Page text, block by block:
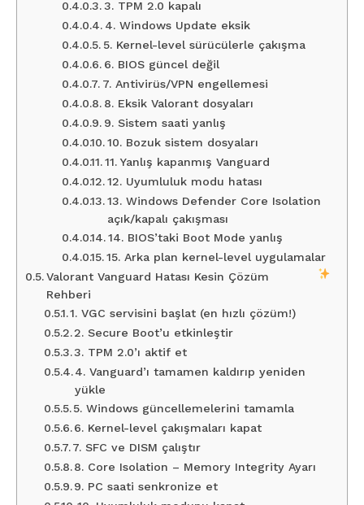
3. TPM 2.0 kapalı
4. Windows Update eksik
5. Kernel-level sürücülerle çakışma
6. BIOS güncel değil
7. Antivirüs/VPN engellemesi
8. Eksik Valorant dosyaları
9. Sistem saati yanlış
10. Bozuk sistem dosyaları
11. Yanlış kapanmış Vanguard
12. Uyumluluk modu hatası
13. Windows Defender Core Isolation
açık/kapalı çakışması
14. BIOS’taki Boot Mode yanlış
15. Arka plan kernel-level uygulamalar
Valorant Vanguard Hatası Kesin Çözüm
Rehberi
1. VGC servisini başlat (en hızlı çözüm!)
2. Secure Boot’u etkinleştir
3. TPM 2.0’ı aktif et
4. Vanguard’ı tamamen kaldırıp yeniden
yükle
5. Windows güncellemelerini tamamla
6. Kernel-level çakışmaları kapat
7. SFC ve DISM çalıştır
8. Core Isolation – Memory Integrity Ayarı
9. PC saati senkronize et